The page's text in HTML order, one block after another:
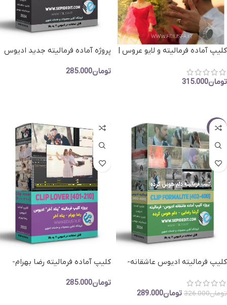
کلیپ آماده فرمالیته و لایو عروس |
تومان315.000
پروژه آماده فرمالیته جدید ادیوس
پاکزاد
تومان285.000
-11%
کلیپ فرمالیته ادیوس عاشقانه-
تومان326.000 تومان289.000
کلیپ آماده فرمالیته رضا بهرام-
-210
تومان285.000